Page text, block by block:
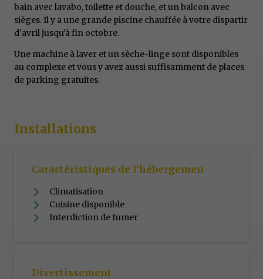
bain avec lavabo, toilette et douche, et un balcon avec
sièges. Il y a une grande piscine chauffée à votre dispartir
d’avril jusqu'à fin octobre.
Une machine à laver et un sèche-linge sont disponibles
au complexe et vous y avez aussi suffisamment de places
de parking gratuites.
Installations
Caractéristiques de l’hébergemen
Climatisation
Cuisine disponible
Interdiction de fumer
Divertissement